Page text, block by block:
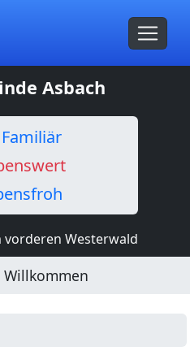
Asbach
Familiär
Westerwald
Willkommen